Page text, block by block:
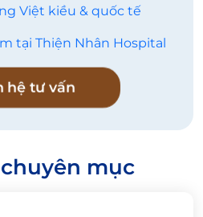
Việt kiều & quốc tế
tại Thiện Nhân Hospital
hệ tư vấn
mục